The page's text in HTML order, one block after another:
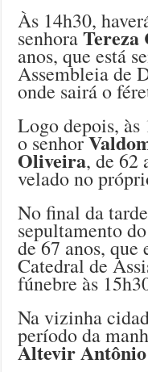
Às 14h30,
senhoraTereza
anos, que está
Assembleia de
onde sairá o
Logo depois, às
o senhor
Oliveira, de 62
velado no
No final da
sepultamento
de 67 anos, que
Catedral de
fúnebre às
Na vizinha
período da
Altevir